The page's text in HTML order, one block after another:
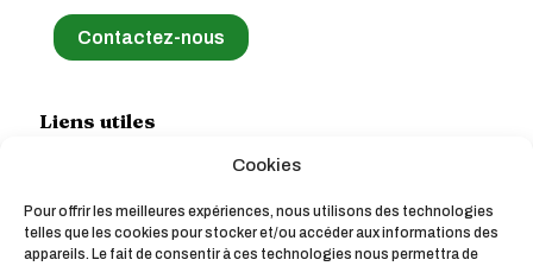
Cookies
Pour offrir les meilleures expériences, nous utilisons des technologies
telles que les cookies pour stocker et/ou accéder aux informations des
appareils. Le fait de consentir à ces technologies nous permettra de
Contactez-nous
Liens utiles